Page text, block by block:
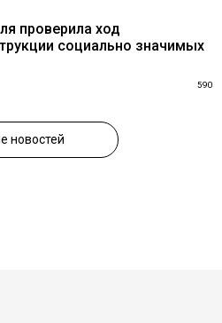
проверила ход
социально значимых
590
новостей